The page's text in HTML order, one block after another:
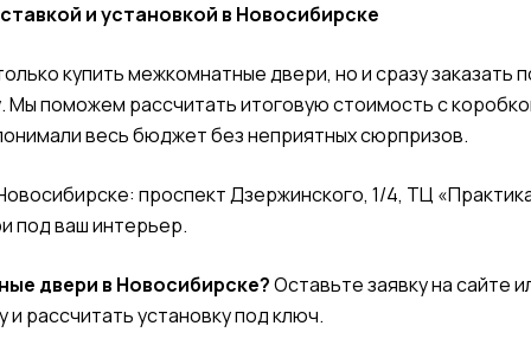
и установкой в Новосибирске
купить межкомнатные двери, но и сразу заказать
Мы поможем рассчитать итоговую стоимость с
весь бюджет без неприятных сюрпризов.
проспект Дзержинского, 1/4, ТЦ
под ваш интерьер.
двери в Новосибирске?Оставьте заявку на сайте
рассчитать установку под ключ.